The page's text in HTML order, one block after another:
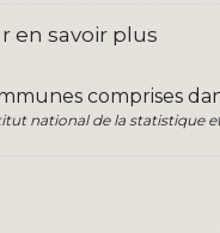
en savoir plus
comprises
national de la statistique